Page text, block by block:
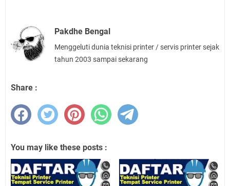
Pakdhe Bengal
Menggeluti dunia teknisi printer / servis printer sejak
tahun 2003 sampai sekarang
Share :
You may like these posts :